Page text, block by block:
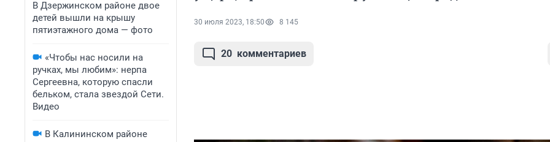
В Дзержинском районе двое
детей вышли на крышу
пятиэтажного дома — фото
«Чтобы нас носили на
ручках, мы любим»: нерпа
Сергеевна, которую спасли
бельком, стала звездой Сети.
Видео
В Калининском районе
30 июля 2023, 18:50 8 145
20 комментариев